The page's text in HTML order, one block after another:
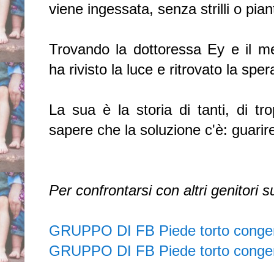
viene ingessata, senza strilli o
Trovando la dottoressa Ey e il
ha rivisto la luce e ritrovato la
La sua è la storia di tanti, di
sapere che la soluzione c'è:
Per confrontarsi con altri genitori
GRUPPO DI FB Piede torto
GRUPPO DI FB Piede torto